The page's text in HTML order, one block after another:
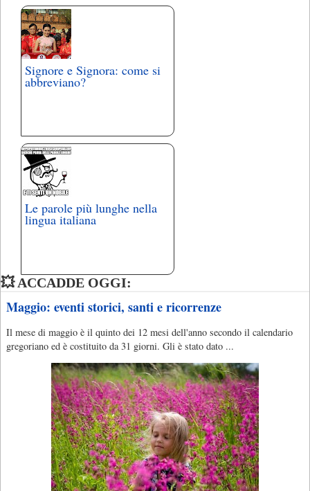
Signore e Signora: come si
abbreviano?
Le parole più lunghe nella
lingua italiana
💥 ACCADDE OGGI:
Maggio: eventi storici, santi e ricorrenze
Il mese di maggio è il quinto dei 12 mesi dell'anno secondo il calendario
gregoriano ed è costituito da 31 giorni. Gli è stato dato ...